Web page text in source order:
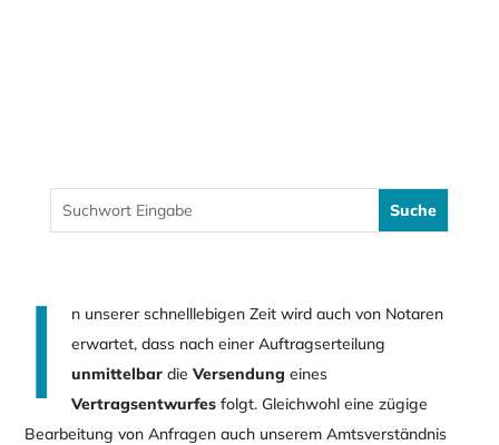
I
n unserer schnelllebigen Zeit wird auch von Notaren
erwartet, dass nach einer Auftragserteilung
unmittelbar dieVersendung eines
Vertragsentwurfes folgt. Gleichwohl eine zügige
Bearbeitung von Anfragen auch unserem Amtsverständnis